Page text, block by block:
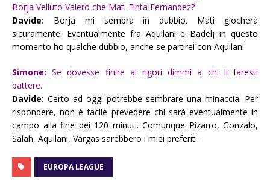
Borja Velluto Valero che Mati Finta Fernandez?
Davide: Borja mi sembra in dubbio. Mati giocherà
sicuramente. Eventualmente fra Aquilani e Badelj in questo
momento ho qualche dubbio, anche se partirei con Aquilani.
Simone: Se dovesse finire ai rigori dimmi a chi li faresti
battere.
Davide: Certo ad oggi potrebbe sembrare una minaccia. Per
rispondere, non è facile prevedere chi sarà eventualmente in
campo alla fine dei 120 minuti. Comunque Pizarro, Gonzalo,
Salah, Aquilani, Vargas sarebbero i miei preferiti.
EUROPA LEAGUE